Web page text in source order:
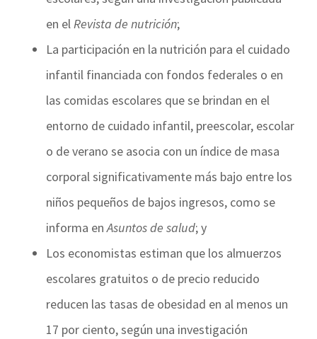
en elRevista de nutrición;
La participación en la nutrición para el cuidado
infantil financiada con fondos federales o en
las comidas escolares que se brindan en el
entorno de cuidado infantil, preescolar, escolar
o de verano se asocia con un índice de masa
corporal significativamente más bajo entre los
niños pequeños de bajos ingresos, como se
informa enAsuntos de salud; y
Los economistas estiman que los almuerzos
escolares gratuitos o de precio reducido
reducen las tasas de obesidad en al menos un
17 por ciento, según una investigación